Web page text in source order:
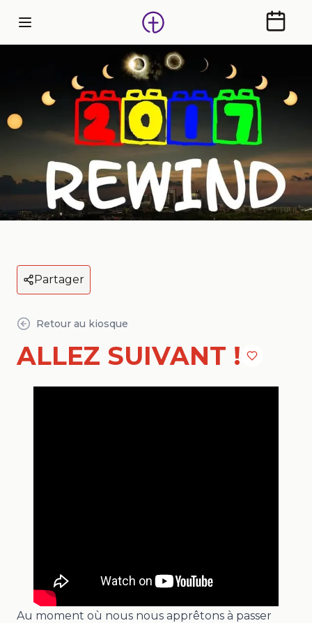
Partager
Retour au kiosque
ALLEZ SUIVANT !
Au moment où nous nous apprêtons à passer